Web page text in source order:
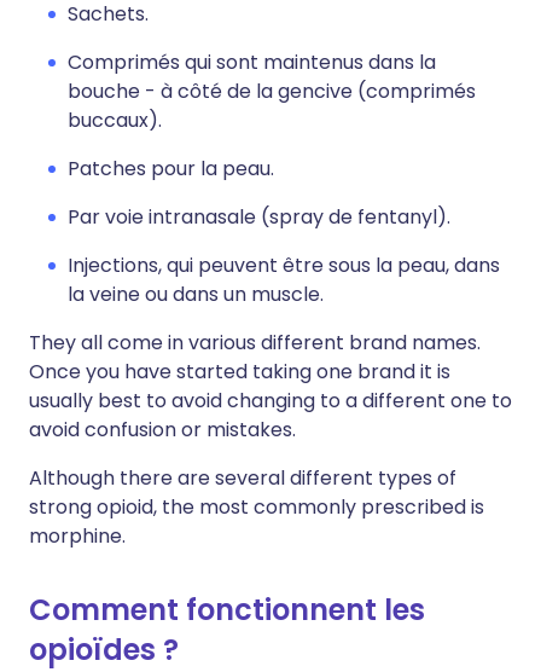
Sachets.
Comprimés qui sont maintenus dans la
bouche - à côté de la gencive (comprimés
buccaux).
Patches pour la peau.
Par voie intranasale (spray de fentanyl).
Injections, qui peuvent être sous la peau, dans
la veine ou dans un muscle.
They all come in various different brand names.
Once you have started taking one brand it is
usually best to avoid changing to a different one to
avoid confusion or mistakes.
Although there are several different types of
strong opioid, the most commonly prescribed is
morphine.
Comment fonctionnent les
opioïdes ?